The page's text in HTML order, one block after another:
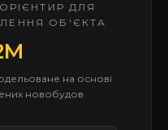
ДЛЯ
ОБ'ЄКТА
на основі
новобудов